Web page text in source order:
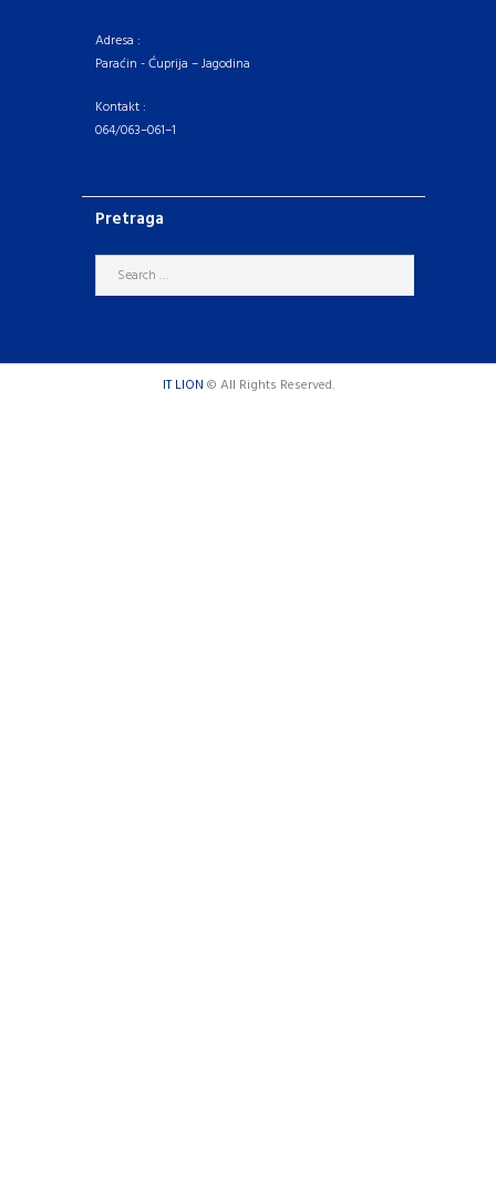
Adresa :
Paraćin - Ćuprija – Jagodina
Kontakt :
064/063–061–1
Pretraga
IT LION © All Rights Reserved.